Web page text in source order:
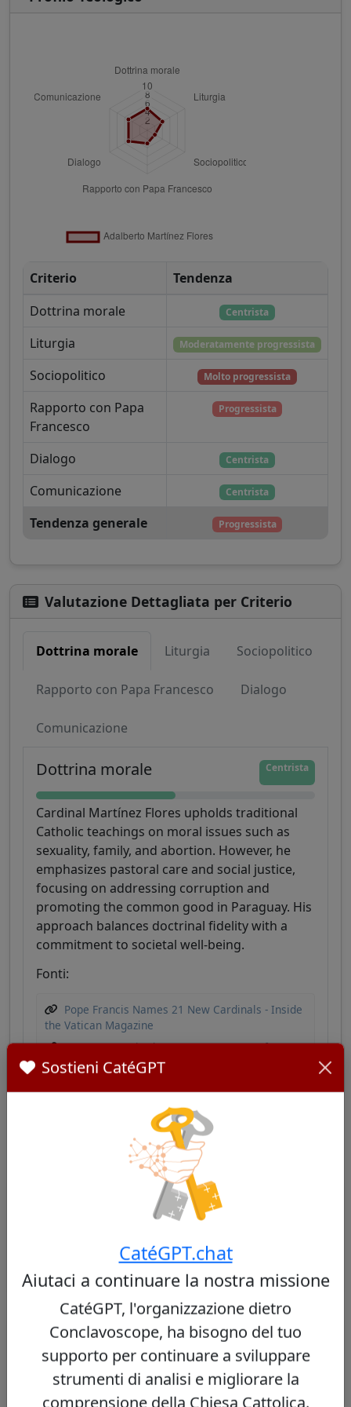
Criterio
Tendenza
Dottrina morale
Centrista
Liturgia Moderatamente progressista
Sociopolitico Molto progressista
Rapporto con Papa
Francesco
Progressista
Dialogo Centrista
Comunicazione Centrista
Tendenza generale Progressista
Valutazione Dettagliata per Criterio
Dottrina morale Liturgia Sociopolitico
Rapporto con Papa Francesco Dialogo
Comunicazione
Dottrina morale Centrista
Cardinal Martínez Flores upholds traditional
Catholic teachings on moral issues such as
sexuality, family, and abortion. However, he
emphasizes pastoral care and social justice,
focusing on addressing corruption and
promoting the common good in Paraguay. His
approach balances doctrinal fidelity with a
commitment to societal well-being.
Fonti:
Pope Francis Names 21 New Cardinals - Inside
the Vatican Magazine
Paraguay - United States Department of State
Cardinali Simili
Altri cardinali da Paraguay
Nessun cardinale simile trovato
Altri cardinali dello stesso concistoro
44/100
Virgílio do Carmo da Silva
Sostieni CatéGPT
CatéGPT.chat
Aiutaci a continuare la nostra missione
CatéGPT, l'organizzazione dietro
Conclavoscope, ha bisogno del tuo
supporto per continuare a sviluppare
strumenti di analisi e migliorare la
comprensione della Chiesa Cattolica.